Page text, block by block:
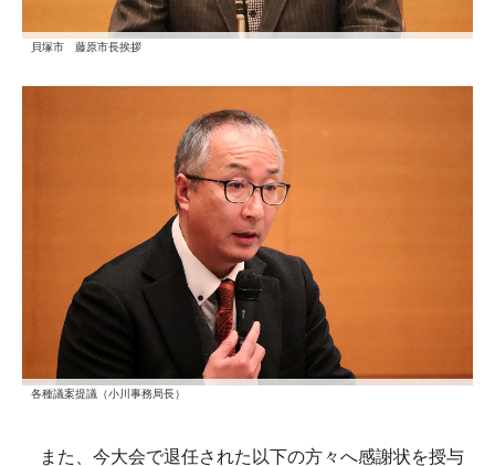
貝塚市 藤原市長挨拶
各種議案提議（小川事務局長）
また、今大会で退任された以下の方々へ感謝状を授与